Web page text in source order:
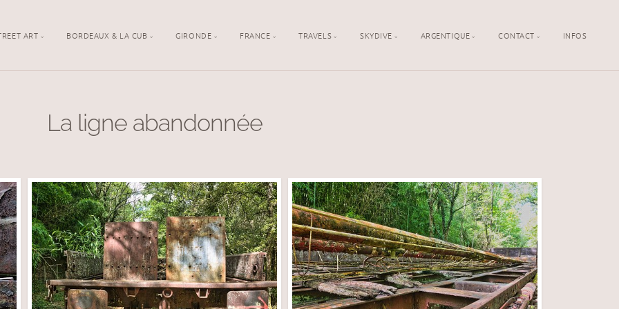
ART BORDEAUX & LA CUB GIRONDE FRANCE TRAVELS SKYDIVE ARGENTIQUE CONTACT INFOS
La ligne abandonnée